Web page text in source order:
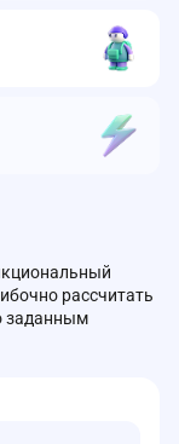
рассчитать
заданным